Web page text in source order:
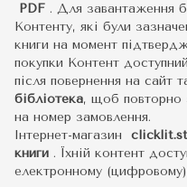
PDF . Для завантаження
Контенту, які були
книги на момент
покупки Контент
після повернення на сайт
бібліотека, щоб повторно
на номер замовлення.
Інтернет-магазин
книги . Їхній контент
електронному